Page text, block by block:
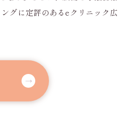
グに定評のあるeクリニック広